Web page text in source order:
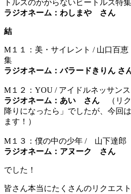
トルズのかからないビートルズ特集
ラジオネーム：わしまや さん
結
M１１：美・サイレント / 山口百
集
ラジオネーム：バラードきりん さ
M１２：YOU / アイドルネッサン
ラジオネーム：あい さん （リク
降りになったら」でしたが、今回
ます！）
M１３：僕の中の少年 / 山下達
ラジオネーム：アヌーク さん
でした！
皆さん本当にたくさんのリクエス